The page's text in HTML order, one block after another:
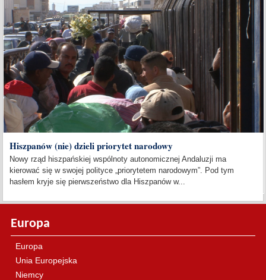
Hiszpanów (nie) dzieli priorytet narodowy
Nowy rząd hiszpańskiej wspólnoty autonomicznej Andaluzji ma
kierować się w swojej polityce „priorytetem narodowym”. Pod tym
hasłem kryje się pierwszeństwo dla Hiszpanów w...
Europa
Europa
Unia Europejska
Niemcy